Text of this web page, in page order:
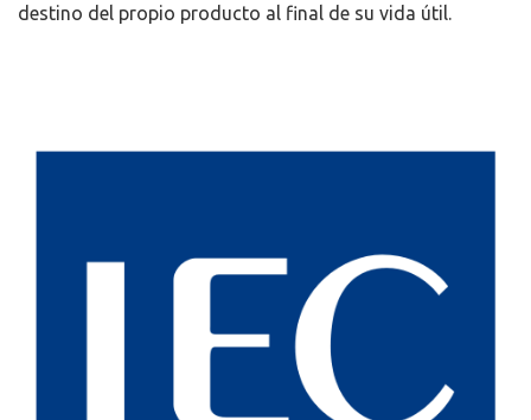
destino del propio producto al final de su vida útil.